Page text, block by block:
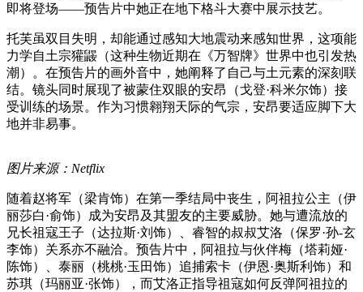
即将登场——预告片中她正在地下格斗大赛中展示技艺。
托芙虽双目失明，却能通过感知大地震动来感知世界，这项能
力学自土宗獾鼹（这种生物近期在《万智牌》世界中也引发热
潮）。在预告片的画外音中，她阐释了自己与土元素的深刻联
结。镜头同时展现了被蒙住双眼的安昂（戈登·科米尔饰）接
受训练的场景。作为习惯翱翔天际的气宗，安昂要适应脚下大
地并非易事。
图片来源：Netflix
随着赵将军（梁肯饰）在第一季结局中丧生，阿祖拉公主（伊
丽莎白·俞饰）成为安昂及其盟友的主要威胁。她与遭流放的
兄长祖寇王子（达拉斯·刘饰）、睿智的叔叔艾洛（保罗·孙-玄
李饰）关系亦不融洽。预告片中，阿祖拉与伙伴梅（塔莉娅·
陈饰）、泰丽（桃桃·玉田饰）追捕索卡（伊恩·奥斯利饰）和
苏琪（玛丽亚·张饰），而艾洛正指导祖寇如何反弹阿祖拉的